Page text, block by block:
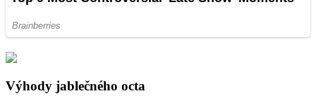
Výhody jablečného octa